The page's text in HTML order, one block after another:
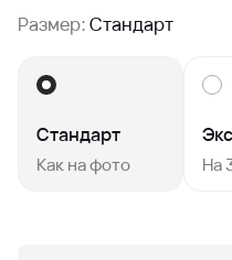
Размер:Стандарт
Стандарт
Как на фото На